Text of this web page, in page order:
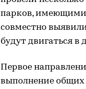
парков, имеющими
совместно
будут двигаться в
Первое
выполнение общих